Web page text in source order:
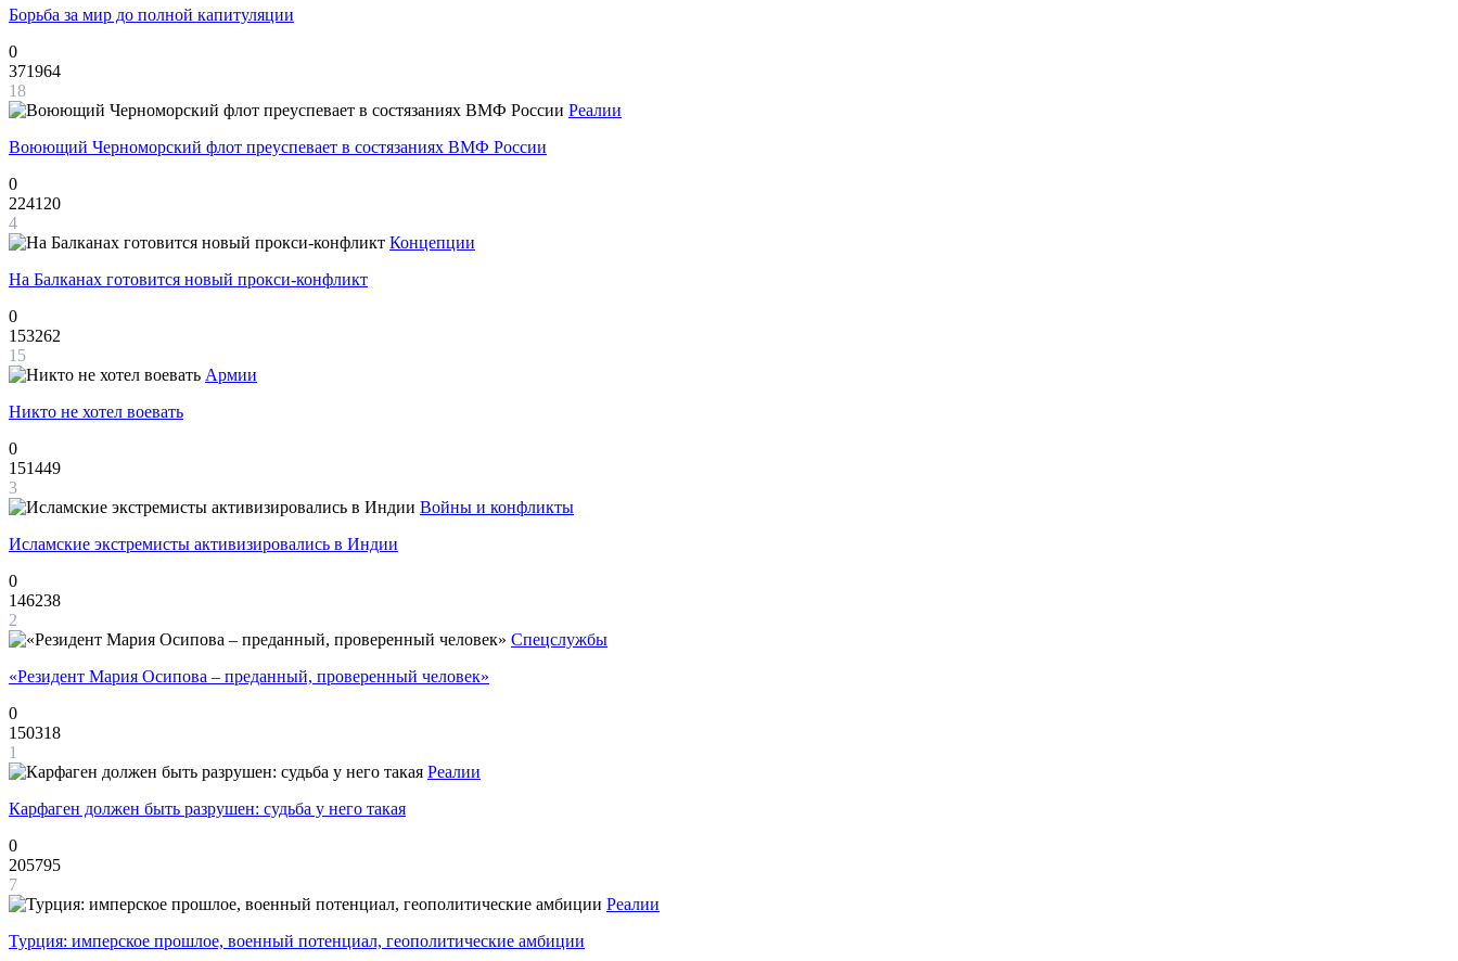
Борьба за мир до полной капитуляции
0
371964
18
Реалии
Воюющий Черноморский флот преуспевает в состязаниях ВМФ России
0
224120
4
Концепции
На Балканах готовится новый прокси-конфликт
0
153262
15
Армии
Никто не хотел воевать
0
151449
3
Войны и конфликты
Исламские экстремисты активизировались в Индии
0
146238
2
Спецслужбы
«Резидент Мария Осипова – преданный, проверенный человек»
0
150318
1
Реалии
Карфаген должен быть разрушен: судьба у него такая
0
205795
7
Реалии
Турция: имперское прошлое, военный потенциал, геополитические амбиции